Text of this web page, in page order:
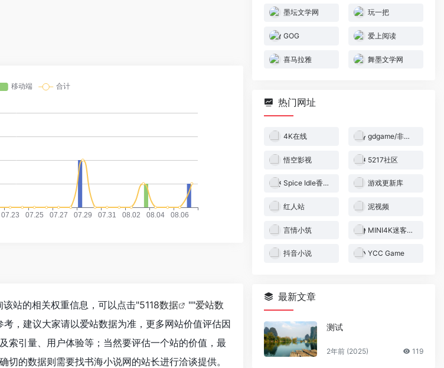
站的相关权重信息，可以点击"5118数据 ""爱站数
，建议大家请以爱站数据为准，更多网站价值评估因
索引量、用户体验等；当然要评估一个站的价值，最
的数据则需要找书海小说网的站长进行洽谈提供。
墨坛文学网 玩一把
GOG 爱上阅读
喜马拉雅 舞墨文学网
热门网址
4K在线 gdgame/非商业盈利的游戏下载网站
悟空影视 5217社区
Spice Idle香料放置 游戏更新库
红人站 泥视频
言情小筑 MINI4K迷客电影
抖音小说 YCC Game
最新文章
测试
2年前 (2025) 119